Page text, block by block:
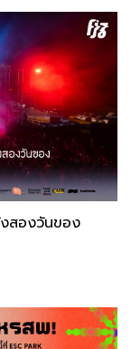
สองวันของ